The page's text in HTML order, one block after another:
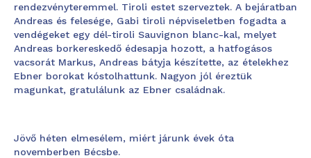
rendezvényteremmel. Tiroli estet szerveztek. A bejáratban
Andreas és felesége, Gabi tiroli népviseletben fogadta a
vendégeket egy dél-tiroli Sauvignon blanc-kal, melyet
Andreas borkereskedő édesapja hozott, a hatfogásos
vacsorát Markus, Andreas bátyja készítette, az ételekhez
Ebner borokat kóstolhattunk. Nagyon jól éreztük
magunkat, gratulálunk az Ebner családnak.
Jövő héten elmesélem, miért járunk évek óta
novemberben Bécsbe.